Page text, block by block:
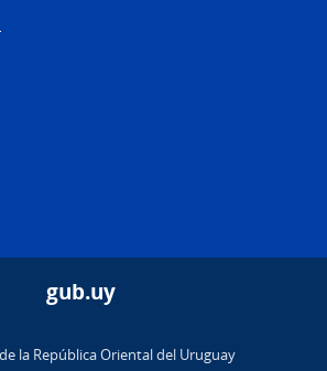
gub.uy
la República Oriental del Uruguay